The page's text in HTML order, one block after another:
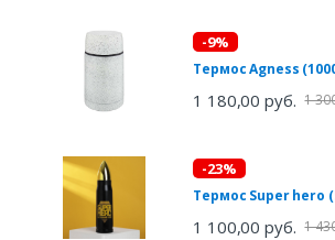
-9%
Термос Agness
1 180,00 руб. 1
-23%
Термос Super hero
1 100,00 руб. 1